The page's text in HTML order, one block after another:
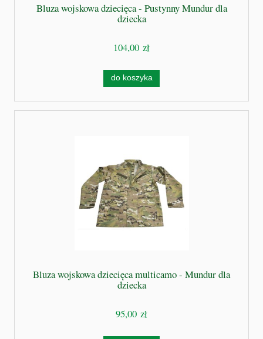
Bluza wojskowa dziecięca - Pustynny Mundur dla
dziecka
104,00 zł
do koszyka
Bluza wojskowa dziecięca multicamo - Mundur dla
dziecka
95,00 zł